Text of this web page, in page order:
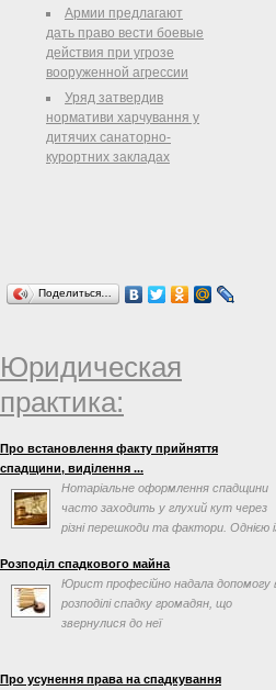
Армии предлагают
дать право вести боевые
действия при угрозе
вооруженной агрессии
Уряд затвердив
нормативи харчування у
дитячих санаторно-
курортних закладах
Поделиться…
Юридическая
практика:
Про встановлення факту прийняття
спадщини, виділення ...
Нотаріальне оформлення спадщини
часто заходить у глухий кут через
різні перешкоди та фактори. Однією
Розподіл спадкового майна
Юрист професійно надала допомогу
розподілі спадку громадян, що
звернулися до неї
Про усунення права на спадкування